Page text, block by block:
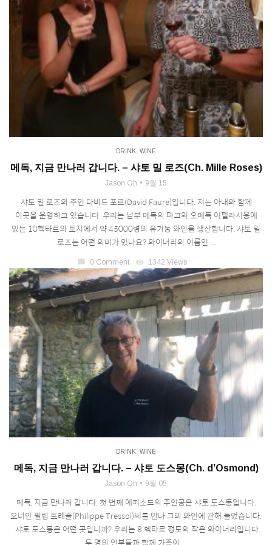
DRINK WINE
메독, 지금 만나러 갑니다. – 샤토 밀 로즈(Ch. Mille Roses)
Jason Oh 9월 15
샤토 밀 로즈의 주인 다비드 포르(David Faure)입니다. 저는 아내와 함께
이곳을 운영하고 있습니다. 우리는 남부 메독의 마고와 오메독 아펠라시옹에
있는 10헥타르의 토지에서 약 45000병의 유기농 와인을 생산합니다. 샤토 밀
로즈는 어떤 의미가 있나요? 와이너리의 이름인 ...
0 Comment visibility 1342 Views
DRINK, WINE
메독, 지금 만나러 갑니다. – 샤토 도스몽(Ch. d’Osmond)
Jason Oh 9월 05
메독, 지금 만나러 갑니다. 첫 번째 에피소드의 주인공은 샤토 도스몽입니다.
오너인 필립 트레솔(Philippe Tressol)씨를 만나 그의 와인에 관해 들었습니다.
샤토 도스몽은 어떤 곳입니까? 우리는 8 헥타르 정도의 작은 와이너리입니다.